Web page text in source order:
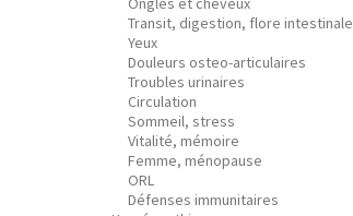
Transit, digestion, flore intestinale
Yeux
Douleurs osteo-articulaires
Troubles urinaires
Circulation
Sommeil, stress
Vitalité, mémoire
Femme, ménopause
ORL
Défenses immunitaires